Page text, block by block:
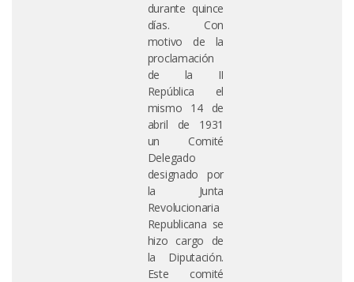
durante quince
días. Con
motivo de la
proclamación
de la II
República el
mismo 14 de
abril de 1931
un Comité
Delegado
designado por
la Junta
Revolucionaria
Republicana se
hizo cargo de
la Diputación.
Este comité